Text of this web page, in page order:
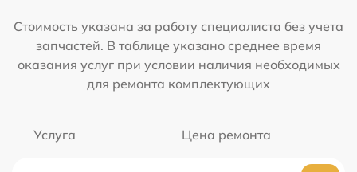
Стоимость указана за работу специалиста без учета
запчастей. В таблице указано среднее время
оказания услуг при условии наличия необходимых
для ремонта комплектующих
Услуга Цена ремонта